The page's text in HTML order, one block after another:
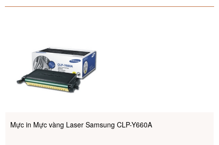
Mực in Mực vàng Laser Samsung CLP-Y660A